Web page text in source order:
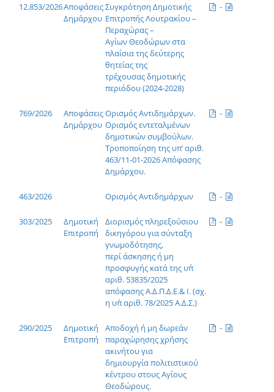
12.853/2026Αποφάσεις
Δημάρχου
Συγκρότηση Δημοτικής
Επιτροπής Λουτρακίου –
Περαχώρας –
Αγίων Θεοδώρων στα
πλαίσια της δεύτερης
θητείας της
τρέχουσας δημοτικής
περιόδου (2024-2028)
-
769/2026
Αποφάσεις
Δημάρχου
Ορισμός Αντιδημάρχων.
Ορισμός εντεταλμένων
δημοτικών συμβούλων.
Τροποποίηση της υπ’ αριθ.
463/11-01-2026 Απόφασης
Δημάρχου.
-
463/2026 Ορισμός Αντιδημάρχων -
303/2025
Δημοτική
Επιτροπή
Διορισμός πληρεξούσιου
δικηγόρου για σύνταξη
γνωμοδότησης,
περί άσκησης ή μη
προσφυγής κατά της υπ΄
αριθ. 53835/2025
απόφασης Α.Δ.Π.Δ.Ε.& Ι. (σχ.
η υπ΄ αριθ. 78/2025 Α.Δ.Σ.)
-
290/2025
Δημοτική
Επιτροπή
Αποδοχή ή μη δωρεάν
παραχώρησης χρήσης
ακινήτου για
δημιουργία πολιτιστικού
κέντρου στους Αγίους
Θεοδώρους.
-